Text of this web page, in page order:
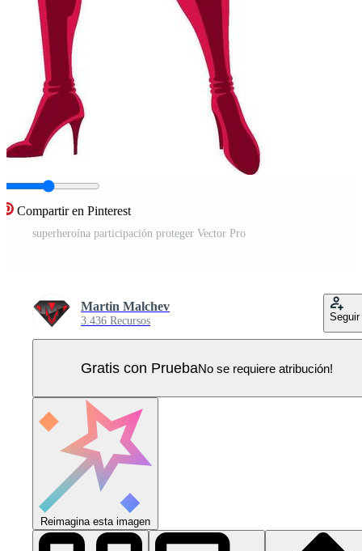
Compartir en Pinterest
superheroína participación proteger Vector Pro
Martin Malchev
3.436 Recursos Seguir
Gratis con PruebaNo se requiere atribución!
Reimagina esta imagen